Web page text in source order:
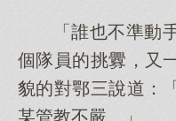
「誰也不準動
個隊員的挑釁，又
貌的對鄂三說道：
某管教不嚴。」